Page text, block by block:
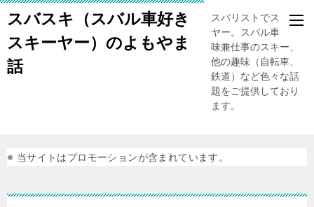
スバスキ（スバル車好き
スキーヤー）のよもやま
話
スバリストでスキー
ヤー。スバル車、趣
味兼仕事のスキー、
他の趣味（自転車、
鉄道）など色々な話
題をご提供しており
ます。
※ 当サイトはプロモーションが含まれています。